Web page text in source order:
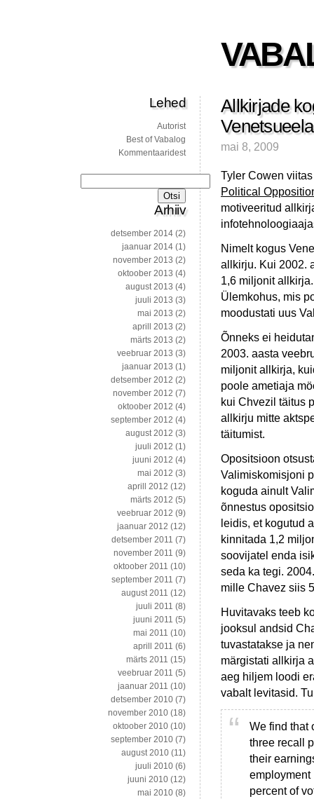
Allkirjade
mai 8, 2009
Tyler Cowen
Political
motiveeritud
Nimelt kogus
allkirju. Kui 2002.
1,6 miljonit
Ülemkohus, mis
moodustati uus
Õnneks ei
2003. aasta
miljonit allkirja,
poole ametiaja
kui Chvezil täitus
allkirju mitte
täitumist.
Opositsioon
Valimiskomisjoni
koguda ainult
õnnestus
leidis, et kogutud
kinnitada 1,2
soovijatel enda
seda ka tegi.
mille Chavez siis
Huvitavaks teeb
jooksul andsid
tuvastatakse ja
märgistati allkirja
aeg hiljem loodi
vabalt levitasid.
We find that
three recall
their
percent of
Lehed
Autorist
Best of Vabalog
Kommentaaridest
Arhiiv
detsember 2014 (2)
jaanuar 2014 (1)
november 2013 (2)
oktoober 2013 (4)
august 2013 (4)
juuli 2013 (3)
mai 2013 (2)
aprill 2013 (2)
märts 2013 (2)
veebruar 2013 (3)
jaanuar 2013 (1)
detsember 2012 (2)
november 2012 (7)
oktoober 2012 (4)
september 2012 (4)
august 2012 (3)
juuli 2012 (1)
juuni 2012 (4)
mai 2012 (3)
aprill 2012 (12)
märts 2012 (5)
veebruar 2012 (9)
jaanuar 2012 (12)
detsember 2011 (7)
november 2011 (9)
oktoober 2011 (10)
september 2011 (7)
august 2011 (12)
juuli 2011 (8)
juuni 2011 (5)
mai 2011 (10)
aprill 2011 (6)
märts 2011 (15)
veebruar 2011 (5)
jaanuar 2011 (10)
detsember 2010 (7)
november 2010 (18)
oktoober 2010 (10)
september 2010 (7)
august 2010 (11)
juuli 2010 (6)
juuni 2010 (12)
mai 2010 (8)